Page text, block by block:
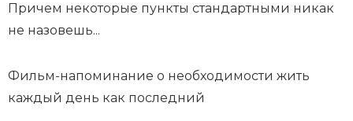
Причем некоторые пункты стандартными никак
не назовешь...
Фильм-напоминание о необходимости жить
каждый день как последний